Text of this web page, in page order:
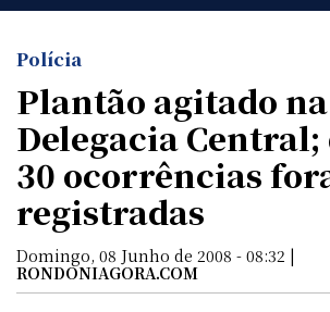
Polícia
Plantão agitado na
Delegacia Central;
30 ocorrências
registradas
Domingo, 08 Junho de 2008 - 08:32 |
RONDONIAGORA.COM